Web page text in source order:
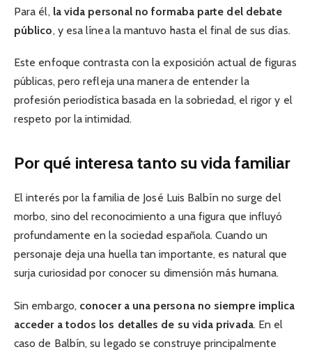
Para él, la vida personal no formaba parte del debate
público, y esa línea la mantuvo hasta el final de sus días.
Este enfoque contrasta con la exposición actual de figuras
públicas, pero refleja una manera de entender la
profesión periodística basada en la sobriedad, el rigor y el
respeto por la intimidad.
Por qué interesa tanto su vida familiar
El interés por la familia de José Luis Balbín no surge del
morbo, sino del reconocimiento a una figura que influyó
profundamente en la sociedad española. Cuando un
personaje deja una huella tan importante, es natural que
surja curiosidad por conocer su dimensión más humana.
Sin embargo, conocer a una persona no siempre implica
acceder a todos los detalles de su vida privada. En el
caso de Balbín, su legado se construye principalmente